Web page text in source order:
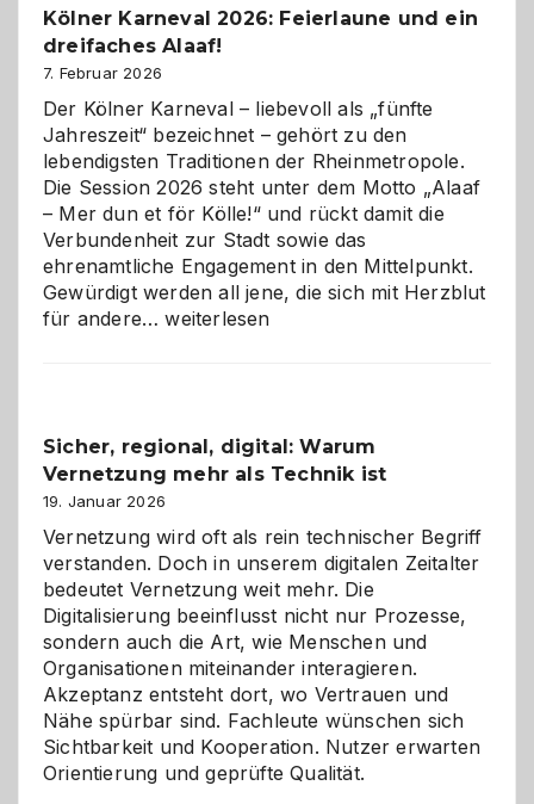
geworden
Kölner Karneval 2026: Feierlaune und ein
dreifaches Alaaf!
7. Februar 2026
Der Kölner Karneval – liebevoll als „fünfte
Jahreszeit“ bezeichnet – gehört zu den
lebendigsten Traditionen der Rheinmetropole.
Die Session 2026 steht unter dem Motto „Alaaf
– Mer dun et för Kölle!“ und rückt damit die
Verbundenheit zur Stadt sowie das
ehrenamtliche Engagement in den Mittelpunkt.
Gewürdigt werden all jene, die sich mit Herzblut
für andere…Kölner
ein
dreifaches
Alaaf!
weiterlesen
Sicher, regional, digital: Warum
Vernetzung mehr als Technik ist
19. Januar 2026
Vernetzung wird oft als rein technischer Begriff
verstanden. Doch in unserem digitalen Zeitalter
bedeutet Vernetzung weit mehr. Die
Digitalisierung beeinflusst nicht nur Prozesse,
sondern auch die Art, wie Menschen und
Organisationen miteinander interagieren.
Akzeptanz entsteht dort, wo Vertrauen und
Nähe spürbar sind. Fachleute wünschen sich
Sichtbarkeit und Kooperation. Nutzer erwarten
Orientierung und geprüfte Qualität.